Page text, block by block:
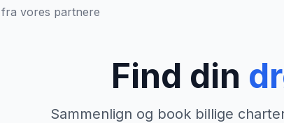
vores partnere
Find din
Sammenlign og book billige